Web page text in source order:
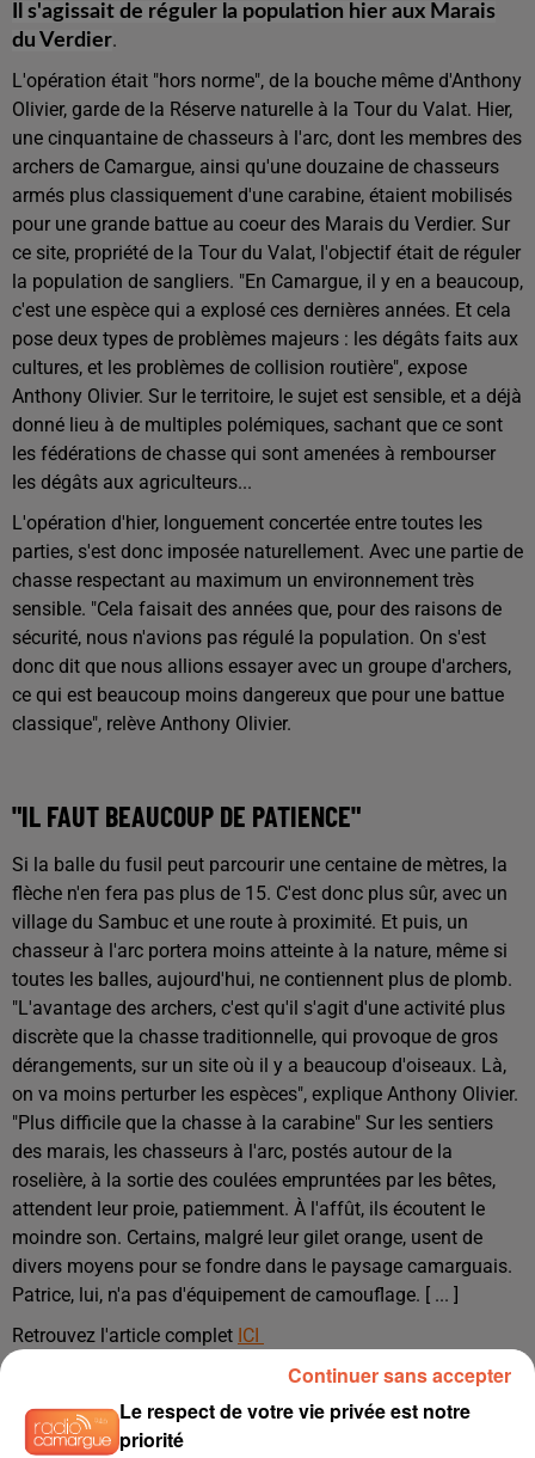
Il s'agissait de réguler la population hier aux Marais
du Verdier.
L'opération était "hors norme", de la bouche même d'Anthony
Olivier, garde de la Réserve naturelle à la Tour du Valat. Hier,
une cinquantaine de chasseurs à l'arc, dont les membres des
archers de Camargue, ainsi qu'une douzaine de chasseurs
armés plus classiquement d'une carabine, étaient mobilisés
pour une grande battue au coeur des Marais du Verdier. Sur
ce site, propriété de la Tour du Valat, l'objectif était de réguler
la population de sangliers. "En Camargue, il y en a beaucoup,
c'est une espèce qui a explosé ces dernières années. Et cela
pose deux types de problèmes majeurs : les dégâts faits aux
cultures, et les problèmes de collision routière", expose
Anthony Olivier. Sur le territoire, le sujet est sensible, et a déjà
donné lieu à de multiples polémiques, sachant que ce sont
les fédérations de chasse qui sont amenées à rembourser
les dégâts aux agriculteurs...
L'opération d'hier, longuement concertée entre toutes les
parties, s'est donc imposée naturellement. Avec une partie de
chasse respectant au maximum un environnement très
sensible. "Cela faisait des années que, pour des raisons de
sécurité, nous n'avions pas régulé la population. On s'est
donc dit que nous allions essayer avec un groupe d'archers,
ce qui est beaucoup moins dangereux que pour une battue
classique", relève Anthony Olivier.
"IL FAUT BEAUCOUP DE PATIENCE"
Si la balle du fusil peut parcourir une centaine de mètres, la
flèche n'en fera pas plus de 15. C'est donc plus sûr, avec un
village du Sambuc et une route à proximité. Et puis, un
chasseur à l'arc portera moins atteinte à la nature, même si
toutes les balles, aujourd'hui, ne contiennent plus de plomb.
"L'avantage des archers, c'est qu'il s'agit d'une activité plus
discrète que la chasse traditionnelle, qui provoque de gros
dérangements, sur un site où il y a beaucoup d'oiseaux. Là,
on va moins perturber les espèces", explique Anthony Olivier.
"Plus difficile que la chasse à la carabine" Sur les sentiers
des marais, les chasseurs à l'arc, postés autour de la
roselière, à la sortie des coulées empruntées par les bêtes,
attendent leur proie, patiemment. À l'affût, ils écoutent le
moindre son. Certains, malgré leur gilet orange, usent de
divers moyens pour se fondre dans le paysage camarguais.
Patrice, lui, n'a pas d'équipement de camouflage. [ ... ]
Retrouvez l'article complet ICI
Photo: A. EspositoLe respect de votre vie privée est notre
priorité
Continuer sans accepter